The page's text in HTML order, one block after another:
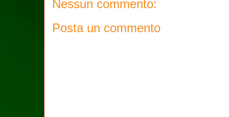
Nessun commento:
Posta un commento